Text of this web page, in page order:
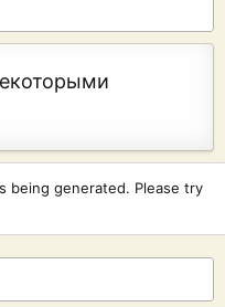
being generated. Please try